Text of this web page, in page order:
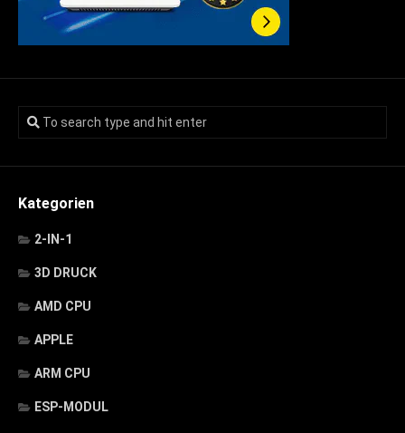
Kategorien
2-IN-1
3D DRUCK
AMD CPU
APPLE
ARM CPU
ESP-MODUL